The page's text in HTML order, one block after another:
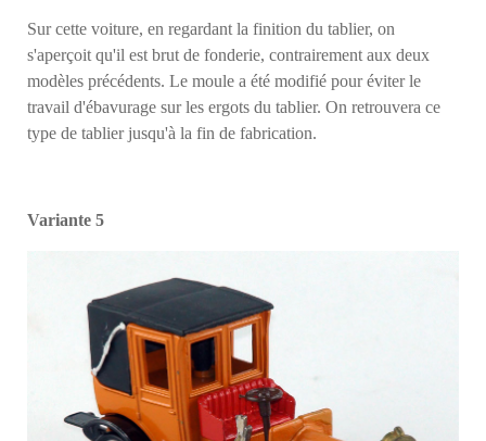
Sur cette voiture, en regardant la finition du tablier, on
s'aperçoit qu'il est brut de fonderie, contrairement aux deux
modèles précédents. Le moule a été modifié pour éviter le
travail d'ébavurage sur les ergots du tablier. On retrouvera ce
type de tablier jusqu'à la fin de fabrication.
Variante 5